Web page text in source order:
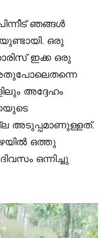
ഞങ്ങൾ
ഒരു
ഇക്ക ഒരു
അദ്ദേഹം
അടുപ്പമാണുള്ളത്.
ഒത്തു
ഒന്നിച്ചു